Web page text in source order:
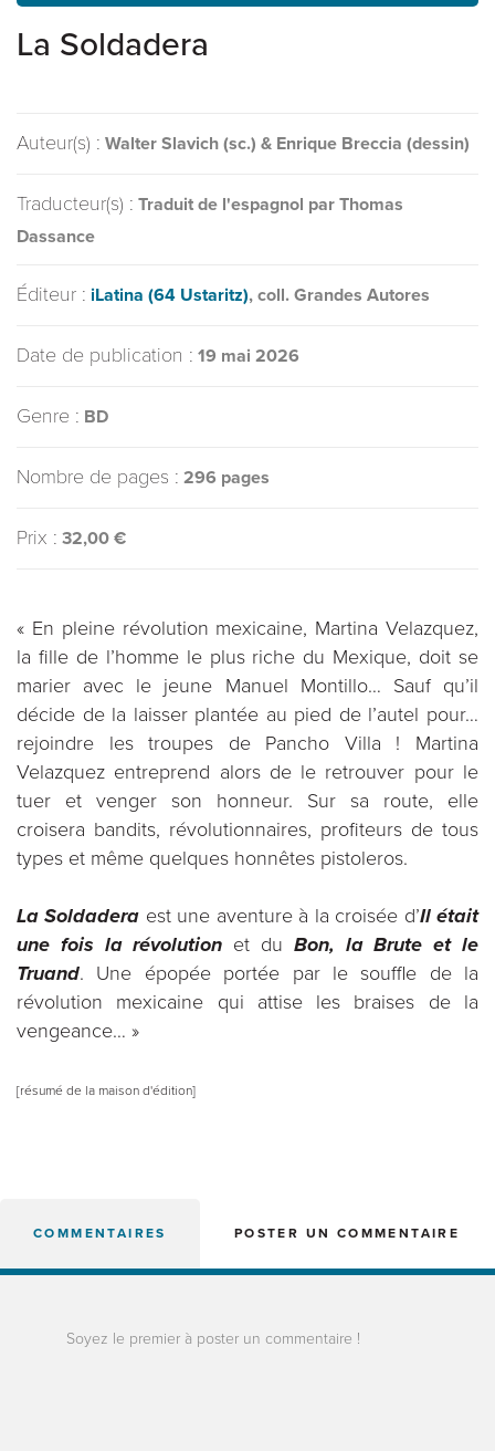
La Soldadera
Auteur(s) : Walter Slavich (sc.) & Enrique Breccia (dessin)
Traducteur(s) : Traduit de l'espagnol par Thomas
Dassance
Éditeur : iLatina (64 Ustaritz), coll. Grandes Autores
Date de publication : 19 mai 2026
Genre : BD
Nombre de pages : 296 pages
Prix : 32,00 €
« En pleine révolution mexicaine, Martina Velazquez,
la fille de l’homme le plus riche du Mexique, doit se
marier avec le jeune Manuel Montillo… Sauf qu’il
décide de la laisser plantée au pied de l’autel pour…
rejoindre les troupes de Pancho Villa ! Martina
Velazquez entreprend alors de le retrouver pour le
tuer et venger son honneur. Sur sa route, elle
croisera bandits, révolutionnaires, profiteurs de tous
types et même quelques honnêtes pistoleros.
La Soldadera est une aventure à la croisée d’Il était
une fois la révolution et du Bon, la Brute et le
Truand. Une épopée portée par le souffle de la
révolution mexicaine qui attise les braises de la
vengeance… »
[résumé de la maison d'édition]
COMMENTAIRES POSTER UN COMMENTAIRE
Soyez le premier à poster un commentaire !